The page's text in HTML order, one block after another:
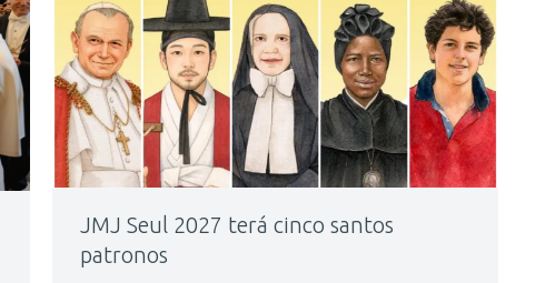
JMJ Seul 2027 terá cinco santos
patronos